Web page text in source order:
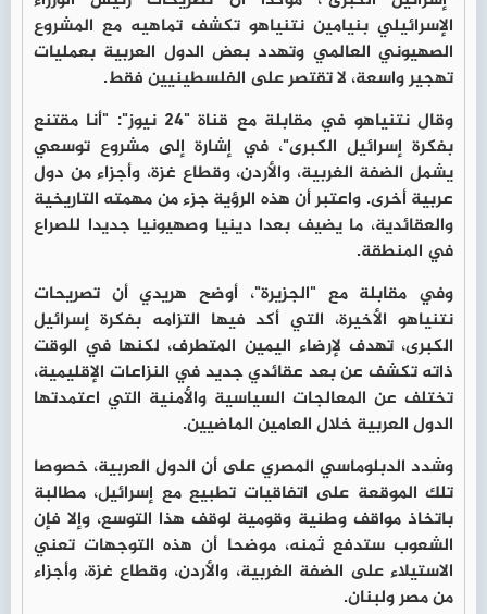
الإسرائيلي بنيامين نتنياهو تكشف تماهيه مع المشروع
الصهيوني العالمي وتهدد بعض الدول العربية بعمليات
تهجير واسعة، لا تقتصر على الفلسطينيين فقط.
وقال نتنياهو في مقابلة مع قناة "24 نيوز": "أنا مقتنع
بفكرة إسرائيل الكبرى"، في إشارة إلى مشروع توسعي
يشمل الضفة الغربية، والأردن، وقطاع غزة، وأجزاء من دول
عربية أخرى. واعتبر أن هذه الرؤية جزء من مهمته التاريخية
والعقائدية، ما يضيف بعدا دينيا وصهيونيا جديدا للصراع
في المنطقة.
وفي مقابلة مع "الجزيرة"، أوضح هريدي أن تصريحات
نتنياهو الأخيرة، التي أكد فيها التزامه بفكرة إسرائيل
الكبرى، تهدف لإرضاء اليمين المتطرف، لكنها في الوقت
ذاته تكشف عن بعد عقائدي جديد في النزاعات الإقليمية،
تختلف عن المعالجات السياسية والأمنية التي اعتمدتها
الدول العربية خلال العامين الماضيين.
وشدد الدبلوماسي المصري على أن الدول العربية، خصوصا
تلك الموقعة على اتفاقيات تطبيع مع إسرائيل، مطالبة
باتخاذ مواقف وطنية وقومية لوقف هذا التوسع، وإلا فإن
الشعوب ستدفع ثمنه، موضحا أن هذه التوجهات تعني
الاستيلاء على الضفة الغربية، والأردن، وقطاع غزة، وأجزاء
من مصر ولبنان.